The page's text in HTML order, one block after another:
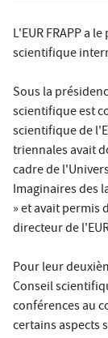
L'EUR FRAPP a
scientifique
Sous la
scientifique est
scientifique de
triennales avait
cadre de
Imaginaires des
» et avait permis
directeur de
Pour leur
Conseil
conférences au
certains aspects